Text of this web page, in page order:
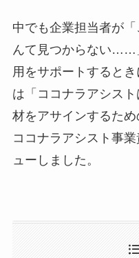
中でも企業担当者が
んて見つからない……
用をサポートすると
は「ココナラアシス
材をアサインするため
ココナラアシスト事
ューしました。